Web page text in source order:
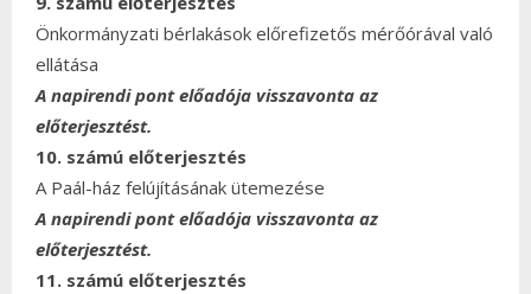
Önkormányzati bérlakások előrefizetős mérőórával való
ellátása
A napirendi pont előadója visszavonta az
előterjesztést.
10. számú előterjesztés
A Paál-ház felújításának ütemezése
A napirendi pont előadója visszavonta az
előterjesztést.
11. számú előterjesztés